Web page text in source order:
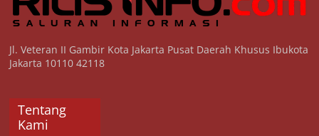
Jl. Veteran II Gambir Kota Jakarta Pusat Daerah Khusus Ibukota
Jakarta 10110 42118
Tentang
Kami